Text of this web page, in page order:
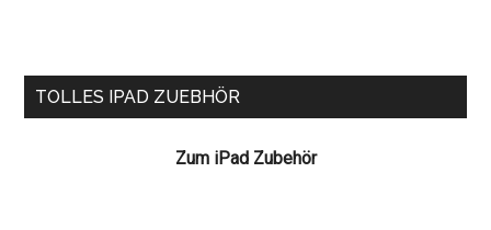
Seitenspalte
TOLLES IPAD ZUEBHÖR
Zum iPad Zubehör